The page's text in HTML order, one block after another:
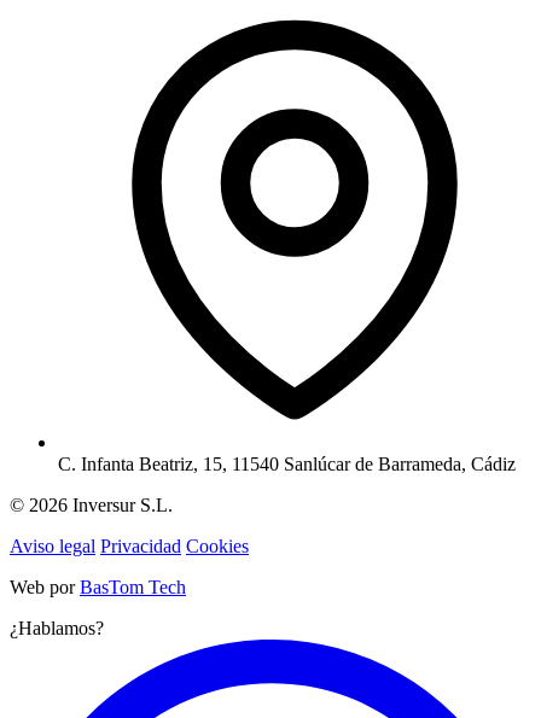
C. Infanta Beatriz, 15, 11540 Sanlúcar de Barrameda, Cádiz
© 2026 Inversur S.L.
Aviso legal Privacidad Cookies
Web porBasTom Tech
¿Hablamos?